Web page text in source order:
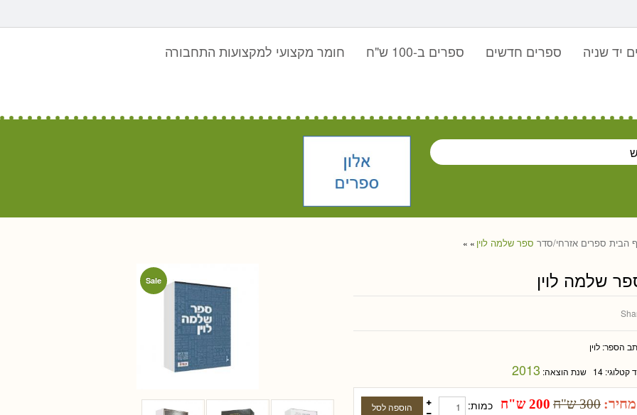
יד שניה ספרים חדשים ספרים ב-100 ש"ח חומר מקצועי למקצועות התחבורה
הבית » ספרים אזרחי/סדר » ספר שלמה לוין
Sale שלמה לוין
הספר:לוין
קטלוגי:14 שנת הוצאה: 2013
מחיר: 300 ש"ח 200 ש"ח כמות: